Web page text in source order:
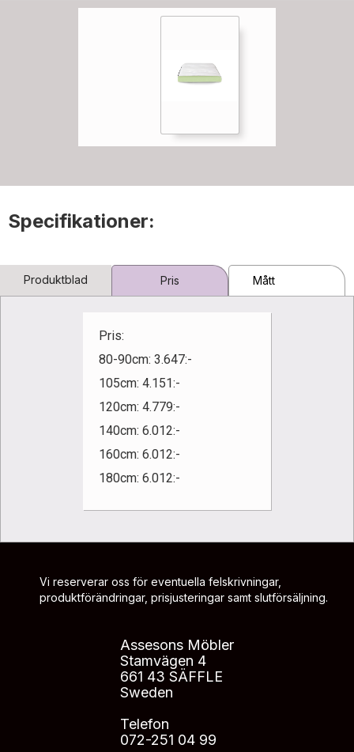
Specifikationer:
Produktblad Pris Mått
Pris:
80-90cm: 3.647:-
105cm: 4.151:-
120cm: 4.779:-
140cm: 6.012:-
160cm: 6.012:-
180cm: 6.012:-
Vi reserverar oss för eventuella felskrivningar,
produktförändringar, prisjusteringar samt slutförsäljning.
Assesons Möbler
Stamvägen 4
661 43 SÄFFLE
Sweden
Telefon
072-251 04 99